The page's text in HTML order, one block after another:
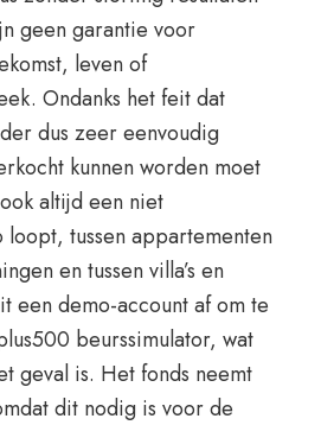
geen garantie voor
leven of
Ondanks het feit dat
dus zeer eenvoudig
kunnen worden moet
altijd een niet
tussen appartementen
en tussen villa’s en
een demo-account af om te
beurssimulator, wat
geval is. Het fonds neemt
dit nodig is voor de